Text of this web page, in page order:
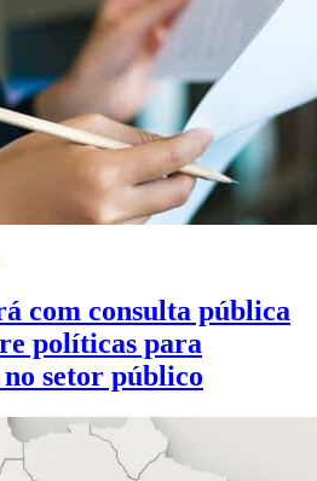
com consulta pública
políticas para
setor público